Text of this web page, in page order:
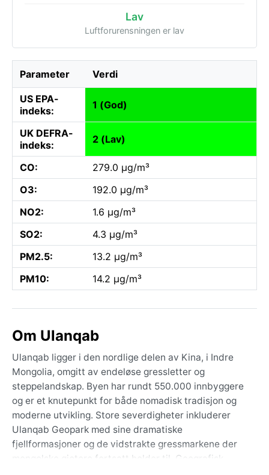
Lav
Luftforurensningen er lav
Parameter Verdi
US EPA-
indeks:
1 (God)
UK DEFRA-
indeks:
2 (Lav)
CO:
279.0 µg/m³
O3:
192.0 µg/m³
NO2:
1.6 µg/m³
SO2:
4.3 µg/m³
PM2.5:
13.2 µg/m³
PM10:
14.2 µg/m³
Om Ulanqab
Ulanqab ligger i den nordlige delen av Kina, i Indre
Mongolia, omgitt av endeløse gressletter og
steppelandskap. Byen har rundt 550.000 innbyggere
og er et knutepunkt for både nomadisk tradisjon og
moderne utvikling. Store severdigheter inkluderer
Ulanqab Geopark med sine dramatiske
fjellformasjoner og de vidstrakte gressmarkene der
mongolske gjetere fortsatt holder til. Geografisk